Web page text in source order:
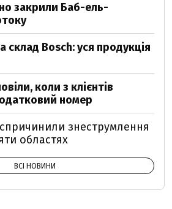
закрили Баб-ель-
склад Bosch: уся продукція
коли з клієнтів
номер
спричинили знеструмлення
областях
ВСІ НОВИНИ